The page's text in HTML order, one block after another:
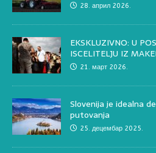
28. април 2026.
EKSKLUZIVNO: U
ISCELITELJU IZ
21. март 2026.
Slovenija je idealna
putovanja
25. децембар 2025.